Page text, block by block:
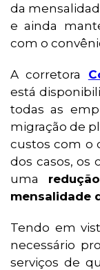
da
e ainda
com o
A corretora
está
todas as
migração de
custos com o
dos casos, os
uma
mensalidade
Tendo em
necessário
serviços de